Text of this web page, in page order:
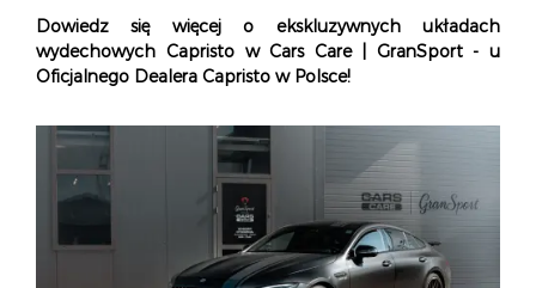
Dowiedz się więcej o ekskluzywnych układach
wydechowych Capristo w Cars Care | GranSport - u
Oficjalnego Dealera Capristo w Polsce!